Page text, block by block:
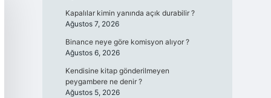
Kapalılar kimin yanında açık durabilir ?
Ağustos 7, 2026
Binance neye göre komisyon alıyor ?
Ağustos 6, 2026
Kendisine kitap gönderilmeyen
peygambere ne denir ?
Ağustos 5, 2026